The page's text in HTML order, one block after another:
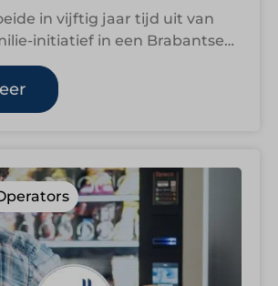
in vijftig jaar tijd uit van
initiatief in een Brabantse
een landelijke